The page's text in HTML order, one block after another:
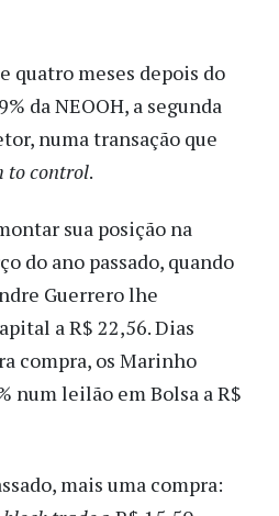
quatro meses depois do
da NEOOH, a segunda
numa transação que
to control.
sua posição na
do ano passado, quando
Guerrero lhe
a R$ 22,56. Dias
compra, os Marinho
num leilão em Bolsa a R$
mais uma compra: